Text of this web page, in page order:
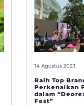
14 Agustus 2023
Raih Top
Perkenalkan
dalam
Fest”